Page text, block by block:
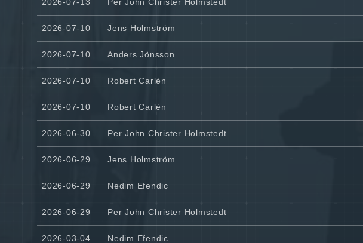
2026-07-10 Jens Holmström
2026-07-10 Anders Jönsson
2026-07-10 Robert Carlén
2026-07-10 Robert Carlén
2026-06-30 Per John Christer Holmstedt
2026-06-29 Jens Holmström
2026-06-29 Nedim Efendic
2026-06-29 Per John Christer Holmstedt
2026-03-04 Nedim Efendic